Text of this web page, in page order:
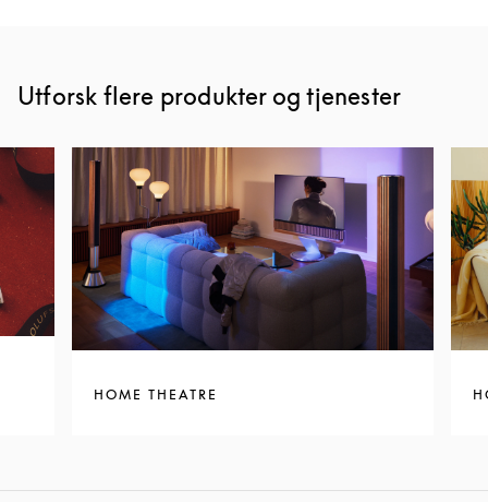
Utforsk flere produkter og tjenester
HOME THEATRE